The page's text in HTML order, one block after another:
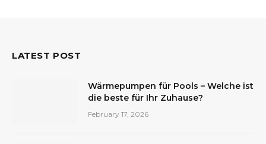
LATEST POST
Wärmepumpen für Pools – Welche ist
die beste für Ihr Zuhause?
February 17, 2026